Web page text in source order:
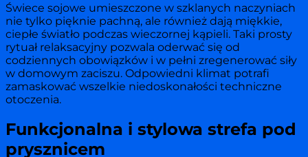
Świece sojowe umieszczone w szklanych naczyniach
nie tylko pięknie pachną, ale również dają miękkie,
ciepłe światło podczas wieczornej kąpieli. Taki prosty
rytuał relaksacyjny pozwala oderwać się od
codziennych obowiązków i w pełni zregenerować siły
w domowym zaciszu. Odpowiedni klimat potrafi
zamaskować wszelkie niedoskonałości techniczne
otoczenia.
Funkcjonalna i stylowa strefa pod
prysznicem